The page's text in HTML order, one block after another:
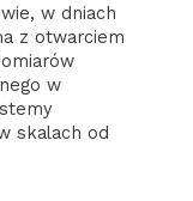
w dniach
z otwarciem
w
skalach od